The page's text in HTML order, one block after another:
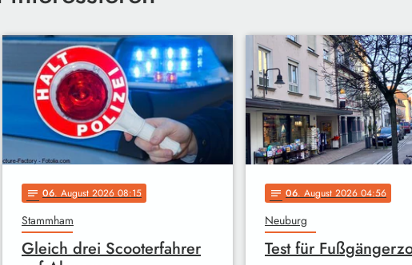
notes 06. August 2026 08:15
Stammham
Gleich drei Scooterfahrer
notes 06. August 2026 04:56
Neuburg
Test für